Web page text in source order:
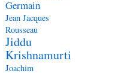
Germain
Jean Jacques
Rousseau
Jiddu
Krishnamurti
Joachim